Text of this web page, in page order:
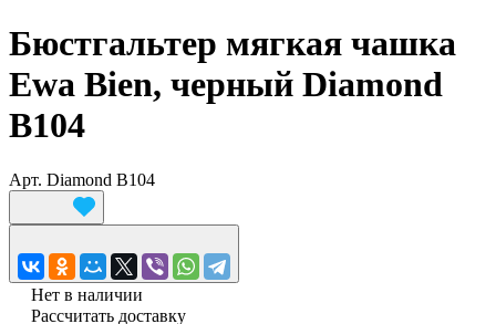
Бюстгальтер мягкая чашка
Ewa Bien, черный Diamond
B104
Арт. Diamond B104
Нет в наличии
Рассчитать доставку